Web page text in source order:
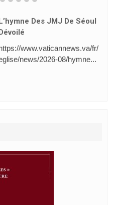
Des JMJ De Séoul
www.vaticannews.va/fr/
news/2026-08/hymne...